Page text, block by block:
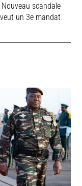
Nouveau scandale
un 3e mandat